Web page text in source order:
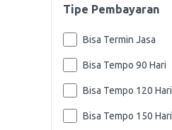
Tipe Pembayaran
Bisa Termin Jasa
Bisa Tempo 90 Hari
Bisa Tempo 120 Hari
Bisa Tempo 150 Hari